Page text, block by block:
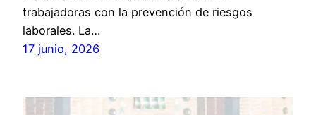
trabajadoras con la prevención de riesgos
laborales. La…
17 junio, 2026